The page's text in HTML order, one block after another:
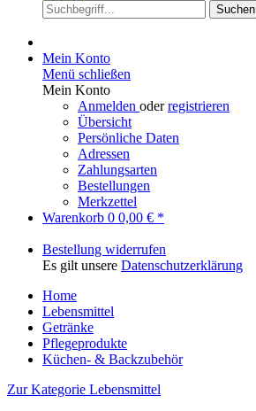
Suchen
Mein Konto
Menü schließen
Mein Konto
Anmelden oderregistrieren
Übersicht
Persönliche Daten
Adressen
Zahlungsarten
Bestellungen
Merkzettel
Warenkorb 0 0,00 € *
Bestellung widerrufen
Es gilt unsere Datenschutzerklärung
Home
Lebensmittel
Getränke
Pflegeprodukte
Küchen- & Backzubehör
Zur Kategorie Lebensmittel